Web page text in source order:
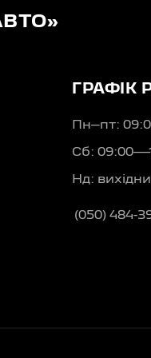
ГРАФІК
Пн–пт:
Сб:
Нд:
(050) 484-